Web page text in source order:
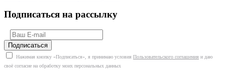
Подписаться на рассылку
Нажимая кнопку «Подписаться», я принимаю условия Пользовательского соглашения и даю
своё согласие на обработку моих персональных данных